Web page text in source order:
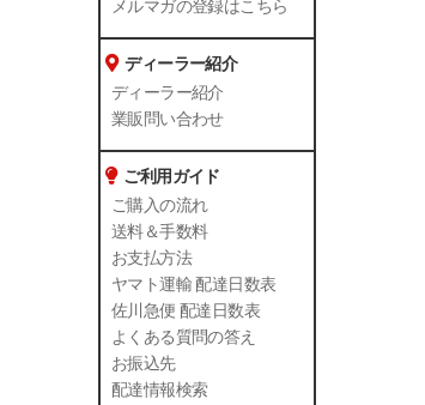
メルマガの登録はこちら
ディーラー紹介
ディーラー紹介
業販問い合わせ
ご利用ガイド
ご購入の流れ
送料＆手数料
お支払方法
ヤマト運輸 配達日数表
佐川急便 配達日数表
よくある質問の答え
お振込先
配達情報検索